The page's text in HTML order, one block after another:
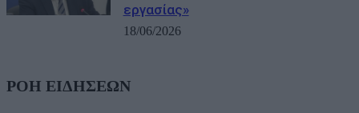
εργασίας»
18/06/2026
ΡΟΗ ΕΙΔΗΣΕΩΝ